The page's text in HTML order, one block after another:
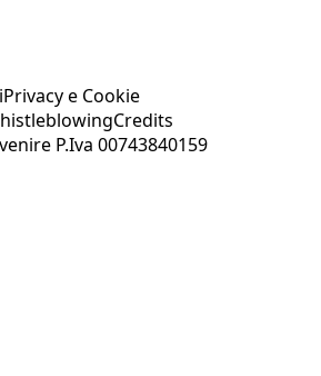
Privacy e Cookie
Credits
P.Iva 00743840159